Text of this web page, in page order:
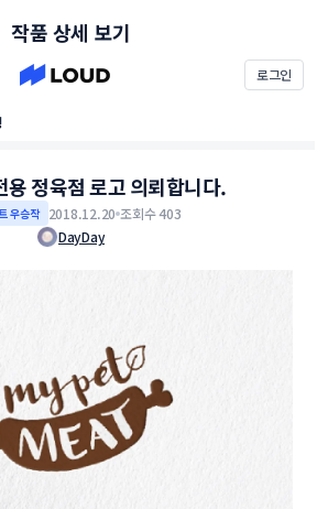
로그인
작품 상세 보기
용 정육점 로고 의뢰합니다.
우승작 2018.12.20 조회수 403
DayDay